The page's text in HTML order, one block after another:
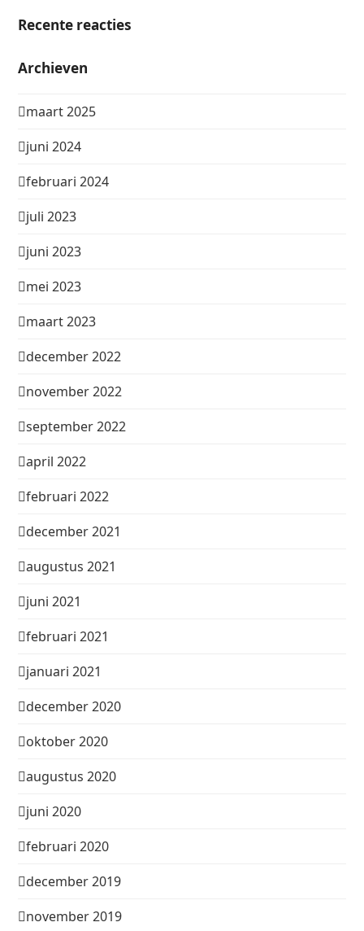
Recente reacties
Archieven
maart 2025
juni 2024
februari 2024
juli 2023
juni 2023
mei 2023
maart 2023
december 2022
november 2022
september 2022
april 2022
februari 2022
december 2021
augustus 2021
juni 2021
februari 2021
januari 2021
december 2020
oktober 2020
augustus 2020
juni 2020
februari 2020
december 2019
november 2019